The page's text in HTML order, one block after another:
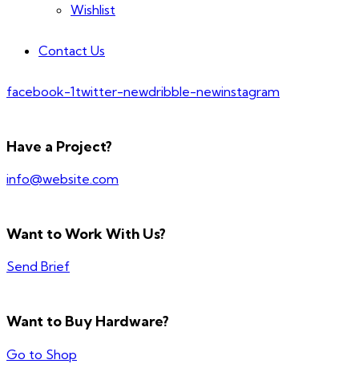
Wishlist
Contact Us
facebook-1twitter-newdribble-newinstagram
Have a Project?
info@website.com
Want to Work With Us?
Send Brief
Want to Buy Hardware?
Go to Shop